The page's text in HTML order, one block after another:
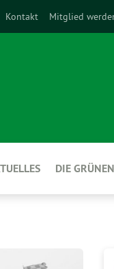
Kontakt Mitglied
DIE GRÜNEN